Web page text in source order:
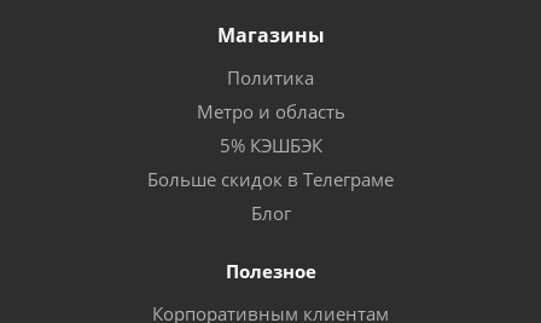
Магазины
Политика
Метро и область
5% КЭШБЭК
Больше скидок в Телеграме
Блог
Полезное
Корпоративным клиентам